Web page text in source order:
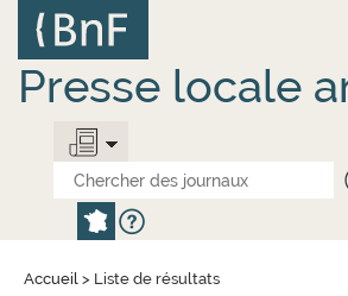
contenu
principal
Presse locale
Accueil > Liste de résultats
Panneau de gestion des cookies